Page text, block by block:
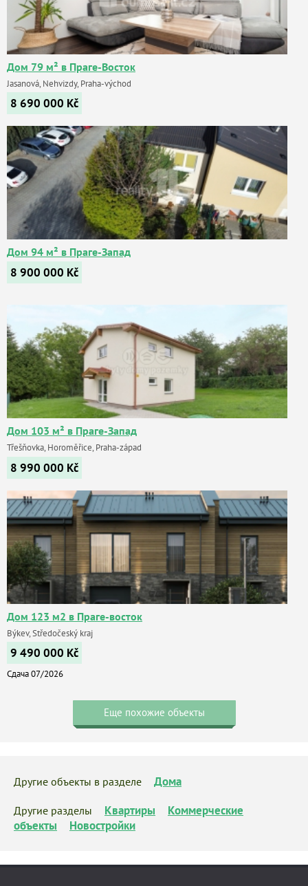
Дом 79 м² в Праге-Восток
Jasanová, Nehvizdy, Praha-východ
8 690 000 Kč
Дом 94 м² в Праге-Запад
8 900 000 Kč
Дом 103 м² в Праге-Запад
Třešňovka, Horoměřice, Praha-západ
8 990 000 Kč
Дом 123 м2 в Праге-восток
Býkev, Středočeský kraj
9 490 000 Kč
Сдача 07/2026
Еще похожие объекты
Другие объекты в разделе Дома
Другие разделы Квартиры
Коммерческие
объекты
Новостройки